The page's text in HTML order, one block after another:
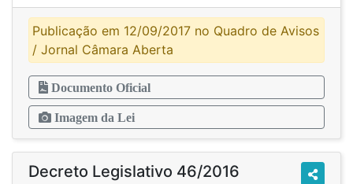
Publicação em 12/09/2017 no Quadro de Avisos
/ Jornal Câmara Aberta
Documento Oficial
Imagem da Lei
Decreto Legislativo 46/2016